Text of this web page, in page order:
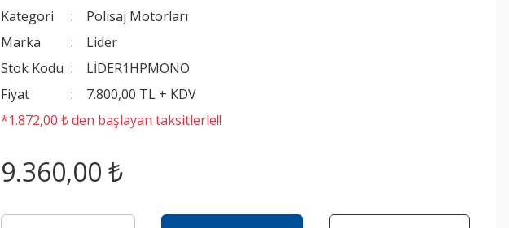
Kategori
Polisaj Motorları
Marka
Lider
Stok Kodu
LİDER1HPMONO
Fiyat
7.800,00 TL + KDV
*1.872,00 ₺ den başlayan taksitlerle!!
9.360,00 ₺